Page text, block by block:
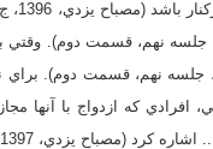
دخالت است (مصباح يزدي، 1380،
جلسه نهم، قسمت دوم).
افرادي که ازدواج با آنها
(مصباح يزدي، 1397ب، ص 34ـ36).